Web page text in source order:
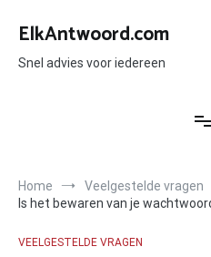
naar
inhoud
ElkAntwoord.com
Snel advies voor iedereen
Home
Veelgestelde vragen
Is het bewaren van je
VEELGESTELDE VRAGEN